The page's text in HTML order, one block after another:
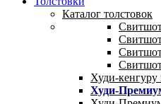
Каталог толстовок
Худи-кенгуру
Худи-